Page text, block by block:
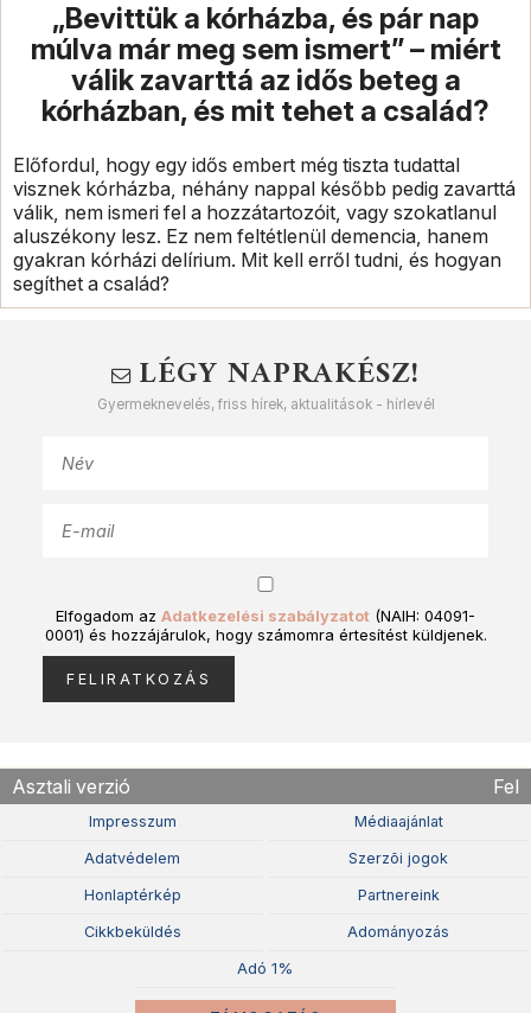
„Bevittük a kórházba, és pár nap
múlva már meg sem ismert” – miért
válik zavarttá az idős beteg a
kórházban, és mit tehet a család?
Előfordul, hogy egy idős embert még tiszta tudattal
visznek kórházba, néhány nappal később pedig zavarttá
válik, nem ismeri fel a hozzátartozóit, vagy szokatlanul
aluszékony lesz. Ez nem feltétlenül demencia, hanem
gyakran kórházi delírium. Mit kell erről tudni, és hogyan
segíthet a család?
LÉGY NAPRAKÉSZ!
Gyermeknevelés, friss hírek, aktualitások - hírlevél
Elfogadom az Adatkezelési szabályzatot (NAIH: 04091-
0001) és hozzájárulok, hogy számomra értesítést küldjenek.
Asztali verzió Fel
Impresszum Médiaajánlat
Adatvédelem Szerzõi jogok
Honlaptérkép Partnereink
Cikkbeküldés Adományozás
Adó 1%